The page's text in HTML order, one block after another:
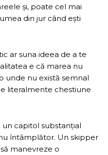
și, poate cel mai
din jur când ești
ar suna ideea de a te
e că marea nu
unde nu există semnal
literalmente chestiune
capitol substanțial
întâmplător. Un skipper
manevreze o